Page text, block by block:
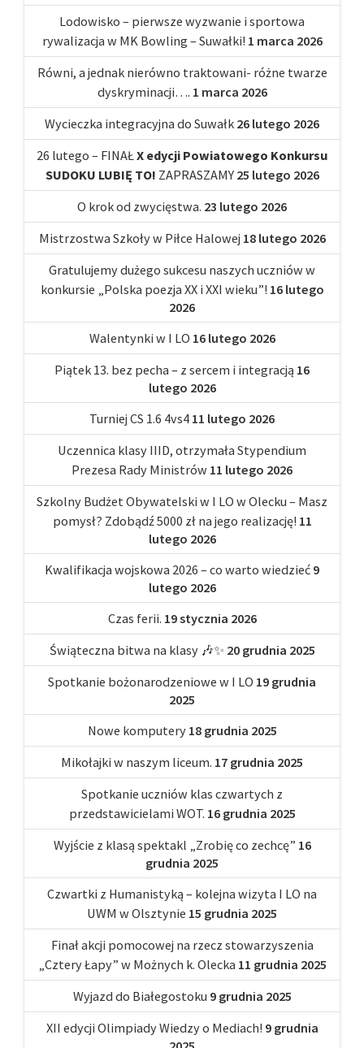
Lodowisko – pierwsze wyzwanie i sportowa
rywalizacja w MK Bowling – Suwałki! 1 marca 2026
Równi, a jednak nierówno traktowani- różne twarze
dyskryminacji…. 1 marca 2026
Wycieczka integracyjna do Suwałk 26 lutego 2026
26 lutego – FINAŁX edycji Powiatowego Konkursu
SUDOKU LUBIĘ TO! ZAPRASZAMY 25 lutego 2026
O krok od zwycięstwa. 23 lutego 2026
Mistrzostwa Szkoły w Piłce Halowej 18 lutego 2026
Gratulujemy dużego sukcesu naszych uczniów w
konkursie „Polska poezja XX i XXI wieku”! 16 lutego
2026
Walentynki w I LO 16 lutego 2026
Piątek 13. bez pecha – z sercem i integracją 16
lutego 2026
Turniej CS 1.6 4vs4 11 lutego 2026
Uczennica klasy IIID, otrzymała Stypendium
Prezesa Rady Ministrów 11 lutego 2026
Szkolny Budżet Obywatelski w I LO w Olecku – Masz
pomysł? Zdobądź 5000 zł na jego realizację! 11
lutego 2026
Kwalifikacja wojskowa 2026 – co warto wiedzieć 9
lutego 2026
Czas ferii. 19 stycznia 2026
Świąteczna bitwa na klasy 🎶✨ 20 grudnia 2025
Spotkanie bożonarodzeniowe w I LO 19 grudnia
2025
Nowe komputery 18 grudnia 2025
Mikołajki w naszym liceum. 17 grudnia 2025
Spotkanie uczniów klas czwartych z
przedstawicielami WOT. 16 grudnia 2025
Wyjście z klasą spektakl „Zrobię co zechcę” 16
grudnia 2025
Czwartki z Humanistyką – kolejna wizyta I LO na
UWM w Olsztynie 15 grudnia 2025
Finał akcji pomocowej na rzecz stowarzyszenia
„Cztery Łapy” w Możnych k. Olecka 11 grudnia 2025
Wyjazd do Białegostoku 9 grudnia 2025
XII edycji Olimpiady Wiedzy o Mediach! 9 grudnia